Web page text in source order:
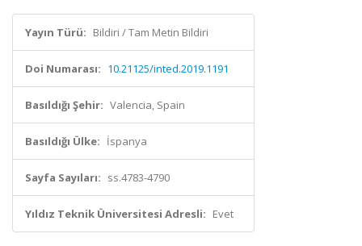
Yayın Türü: Bildiri / Tam Metin Bildiri
Doi Numarası: 10.21125/inted.2019.1191
Basıldığı Şehir: Valencia, Spain
Basıldığı Ülke: İspanya
Sayfa Sayıları: ss.4783-4790
Yıldız Teknik Üniversitesi Adresli: Evet